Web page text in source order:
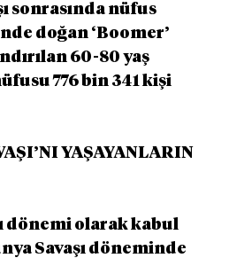
sonrasında nüfus
doğan ‘Boomer’
60-80 yaş
776 bin 341 kişi
YAŞAYANLARIN
dönemi olarak kabul
Savaşı döneminde